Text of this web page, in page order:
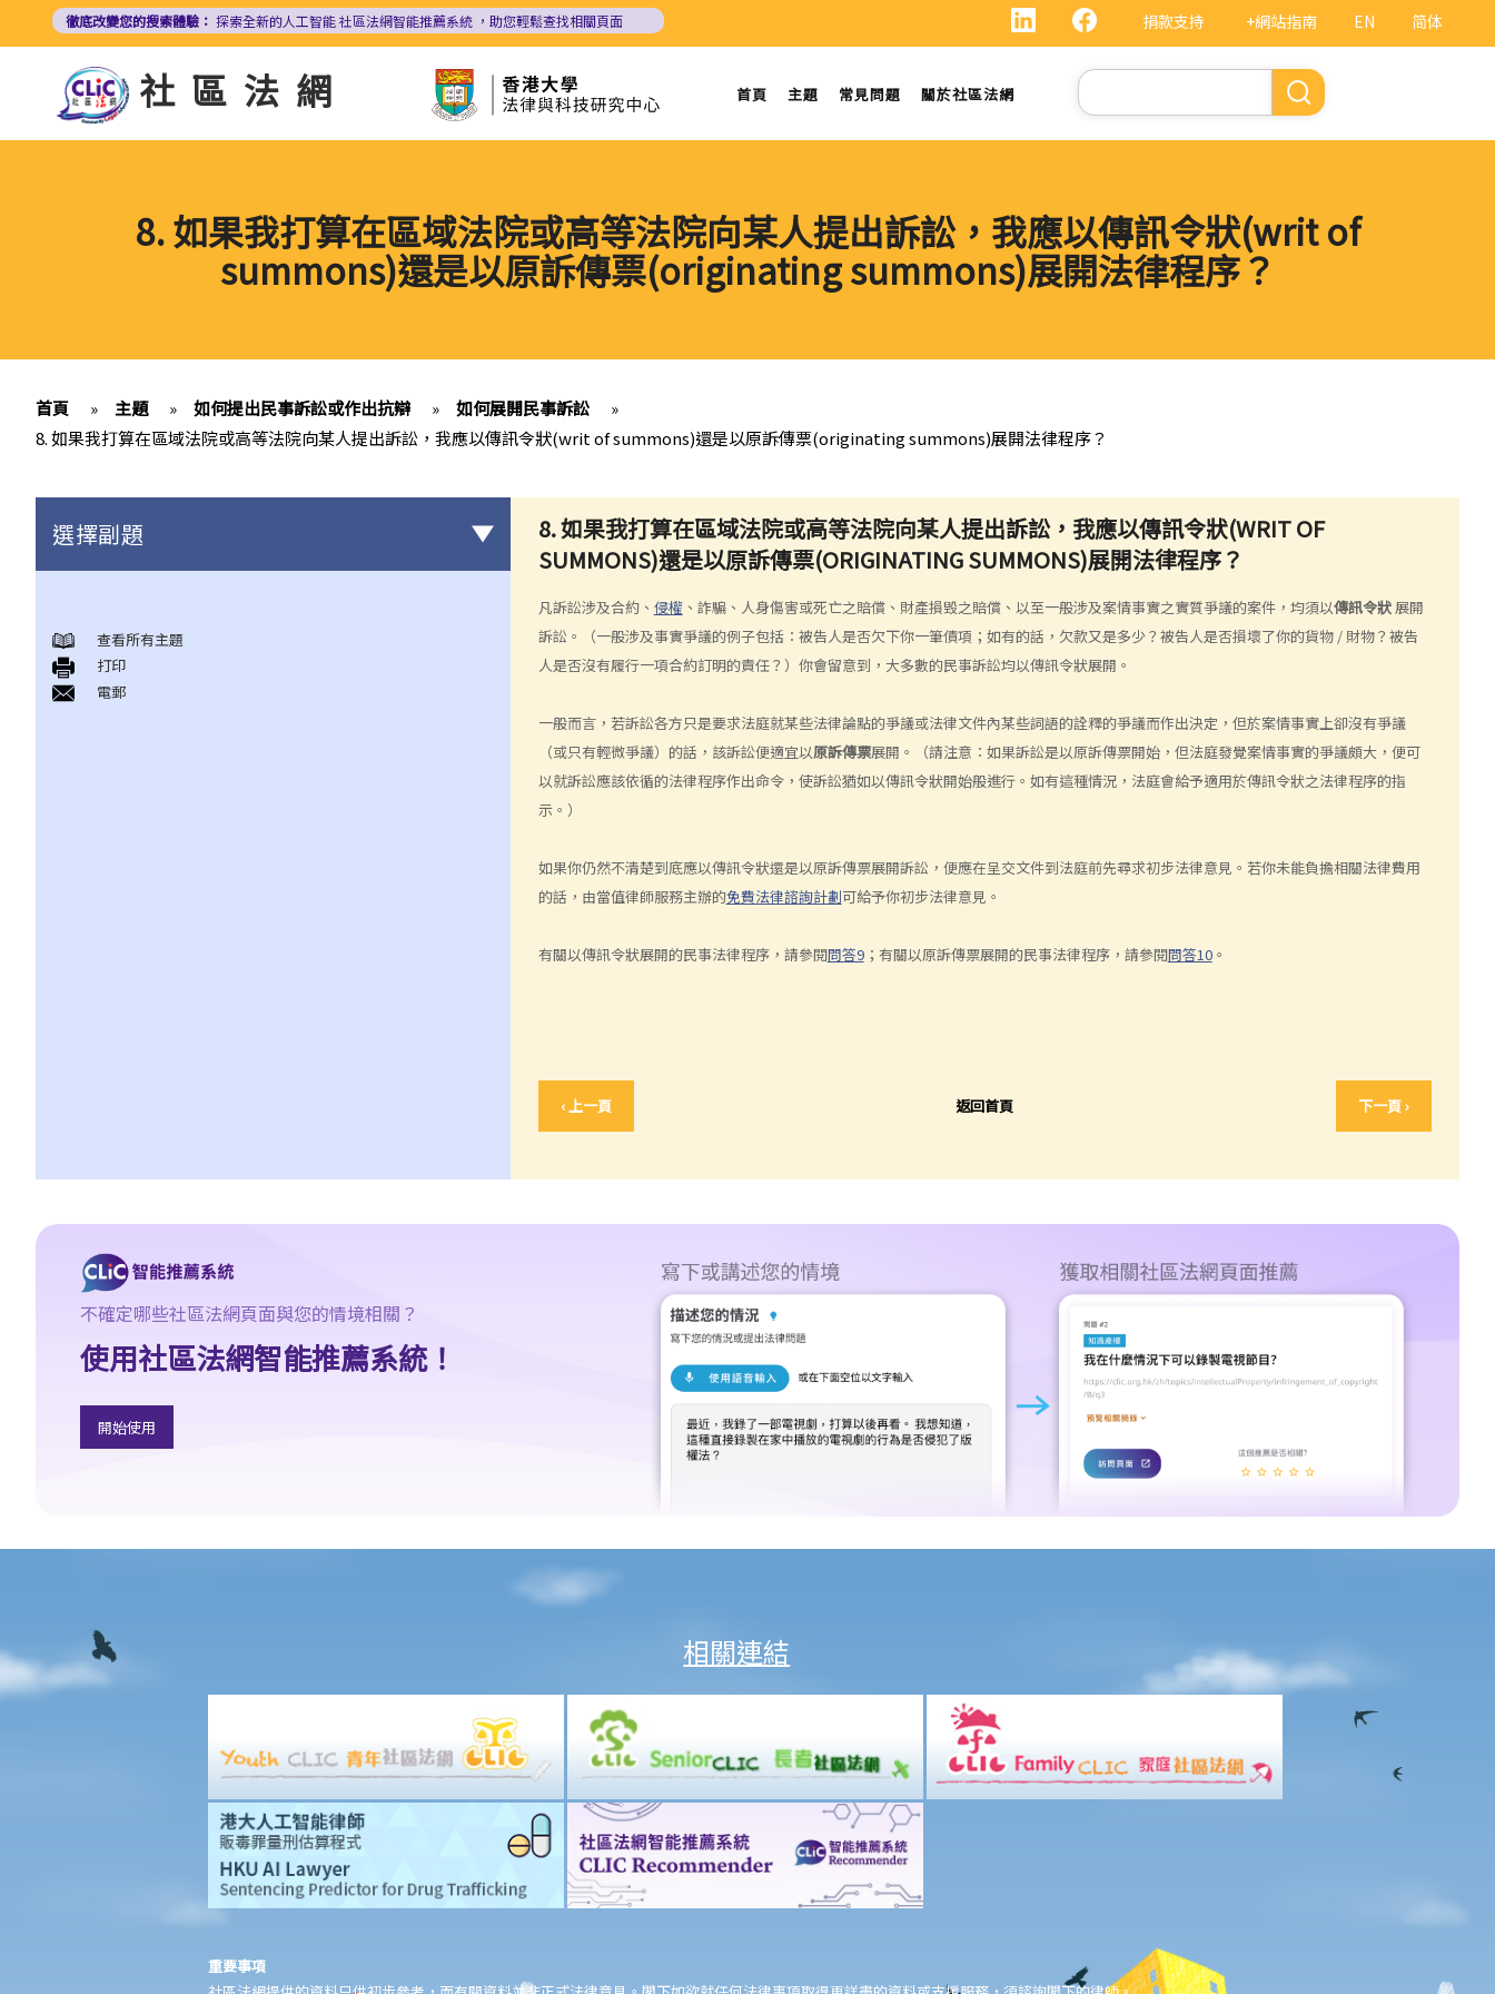
EN 简体
捐款支持 +網站指南
徹底改變您的搜索體驗： 探索全新的人工智能社區法網智能推薦系統 ，助您輕鬆查找相關頁面
社區法網 首頁 主題 常見問題 關於社區法網
Search
8. 如果我打算在區域法院或高等法院向某人提出訴訟，我應以傳訊令狀(writ of
summons)還是以原訴傳票(originating summons)展開法律程序？
首頁 » 主題 » 如何提出民事訴訟或作出抗辯 » 如何展開民事訴訟
»
8. 如果我打算在區域法院或高等法院向某人提出訴訟，我應以傳訊令狀(writ of summons)還是以原訴傳票(originating summons)展開法律程序？
8. 如果我打算在區域法院或高等法院向某人提出訴訟，我應以傳訊令狀(WRIT OF
SUMMONS)還是以原訴傳票(ORIGINATING SUMMONS)展開法律程序？
凡訴訟涉及合約、 侵權、詐騙、人身傷害或死亡之賠償、財產損毁之賠償、以至一般涉及案情事實之實質爭議的案件，均須以傳訊令狀 展開
訴訟。（一般涉及事實爭議的例子包括：被告人是否欠下你一筆債項；如有的話，欠款又是多少？被告人是否損壞了你的貨物 / 財物？被告
人是否沒有履行一項合約訂明的責任？）你會留意到，大多數的民事訴訟均以傳訊令狀展開。
一般而言，若訴訟各方只是要求法庭就某些法律論點的爭議或法律文件內某些詞語的詮釋的爭議而作出決定，但於案情事實上卻沒有爭議
（或只有輕微爭議）的話，該訴訟便適宜以原訴傳票展開。（請注意：如果訴訟是以原訴傳票開始，但法庭發覺案情事實的爭議頗大，便可
以就訴訟應該依循的法律程序作出命令，使訴訟猶如以傳訊令狀開始般進行。如有這種情況，法庭會給予適用於傳訊令狀之法律程序的指
示。）
如果你仍然不清楚到底應以傳訊令狀還是以原訴傳票展開訴訟，便應在呈交文件到法庭前先尋求初步法律意見。若你未能負擔相關法律費用
的話，由當值律師服務主辦的免費法律諮詢計劃可給予你初步法律意見。
有關以傳訊令狀展開的民事法律程序，請參閱問答9；有關以原訴傳票展開的民事法律程序，請參閱問答10。
‹ 上一頁 返回首頁 下一頁 ›
選擇副題
展開民事訴訟前應當考慮的事項
1. 我可以不提出訴訟而解決糾紛嗎？
2. 我是否有充分的法律理據去展開民事訴訟？對方又可否在同一案
哪些例子？ 除了一筆過賠償（經算定或未經算定）外，在民事訴訟
中是否還有其他的申索？
11. 哪些民事案件的資料可以公開？ 是否所有證據、文件或證人陳
述書都可供公眾查閱？
如何展開民事訴訟
2. 小額錢債審裁處會處理甚麼民事案件？
3. 區域法院會處理甚麼民事案件？
2. 我可以請朋友代表我在法庭上發言嗎？
6. 如果精神上無行為能力的人或未成年人要展開訴訟，該怎麼辦？
7. 如何在區域法院或高等法院向他人展開民事訴訟？
8. 如果我打算在區域法院或高等法院向某人提出訴訟，我應以傳訊
令狀(writ of summons)還是以原訴傳票(originating summons)展開
9. 如何以傳訊令狀展開民事訴訟？
10. 如何以原訴傳票展開民事訴訟？
11. 我能否針對某人展開民事訴訟：(a) 即使該人沒有永久地址？(b)
即使該人通常居於香港以外地區？(c) 即使該人失踨？(d) 即使該人
12. 甚麼是狀書？ 原告人和被告人在狀書的階段需要送達哪些文
查看所有主題
打印
電郵
不確定哪些社區法網頁面與您的情境相關？
使用社區法網智能推薦系統！
開始使用
相關連結
重要事項